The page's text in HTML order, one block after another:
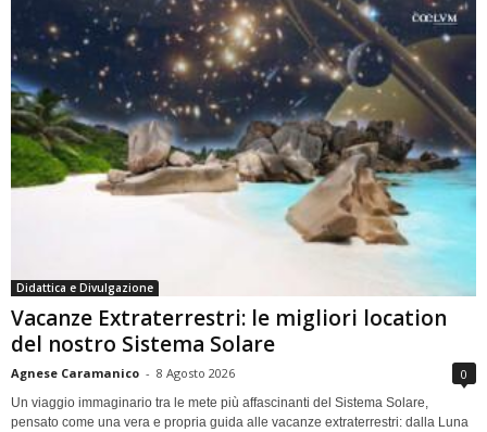
Didattica e Divulgazione
Vacanze Extraterrestri: le migliori location
del nostro Sistema Solare
Agnese Caramanico - 8 Agosto 2026 0
Un viaggio immaginario tra le mete più affascinanti del Sistema Solare,
pensato come una vera e propria guida alle vacanze extraterrestri: dalla Luna